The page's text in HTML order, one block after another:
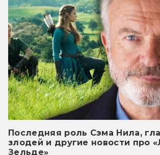
Последняя роль Сэма Нила,
злодей и другие новости про
Зельде»